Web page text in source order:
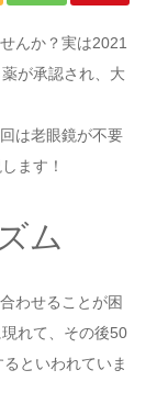
んか？実は2021
が承認され、大
は老眼鏡が不要
ます！
ム
わせることが困
れて、その後50
といわれていま